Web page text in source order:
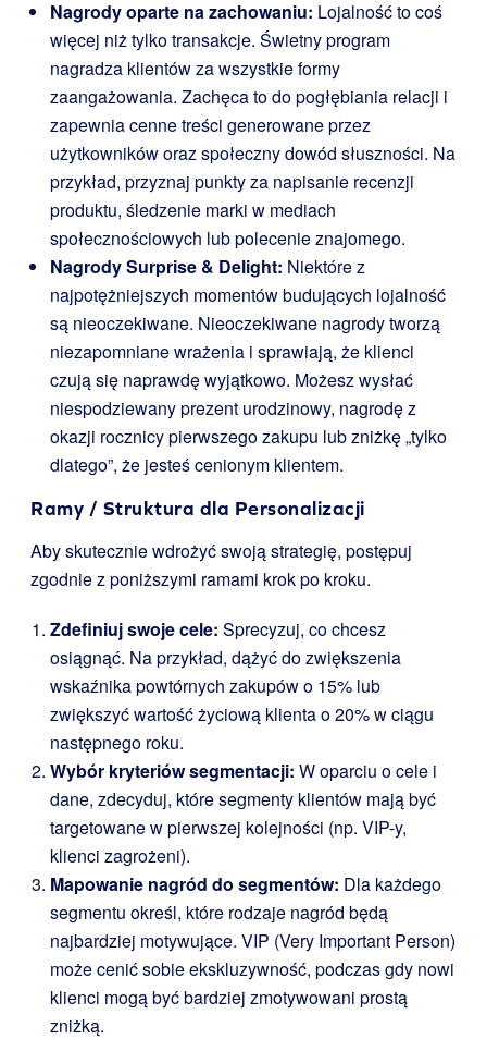
Nagrody oparte na zachowaniu: Lojalność to coś
więcej niż tylko transakcje. Świetny program
nagradza klientów za wszystkie formy
zaangażowania. Zachęca to do pogłębiania relacji i
zapewnia cenne treści generowane przez
użytkowników oraz społeczny dowód słuszności. Na
przykład, przyznaj punkty za napisanie recenzji
produktu, śledzenie marki w mediach
społecznościowych lub polecenie znajomego.
Nagrody Surprise & Delight: Niektóre z
najpotężniejszych momentów budujących lojalność
są nieoczekiwane. Nieoczekiwane nagrody tworzą
niezapomniane wrażenia i sprawiają, że klienci
czują się naprawdę wyjątkowo. Możesz wysłać
niespodziewany prezent urodzinowy, nagrodę z
okazji rocznicy pierwszego zakupu lub zniżkę „tylko
dlatego”, że jesteś cenionym klientem.
Ramy / Struktura dla Personalizacji
Aby skutecznie wdrożyć swoją strategię, postępuj
zgodnie z poniższymi ramami krok po kroku.
Zdefiniuj swoje cele: Sprecyzuj, co chcesz
osiągnąć. Na przykład, dążyć do zwiększenia
wskaźnika powtórnych zakupów o 15% lub
zwiększyć wartość życiową klienta o 20% w ciągu
następnego roku.
Wybór kryteriów segmentacji: W oparciu o cele i
dane, zdecyduj, które segmenty klientów mają być
targetowane w pierwszej kolejności (np. VIP-y,
klienci zagrożeni).
Mapowanie nagród do segmentów: Dla każdego
segmentu określ, które rodzaje nagród będą
najbardziej motywujące. VIP (Very Important Person)
może cenić sobie ekskluzywność, podczas gdy nowi
klienci mogą być bardziej zmotywowani prostą
zniżką.